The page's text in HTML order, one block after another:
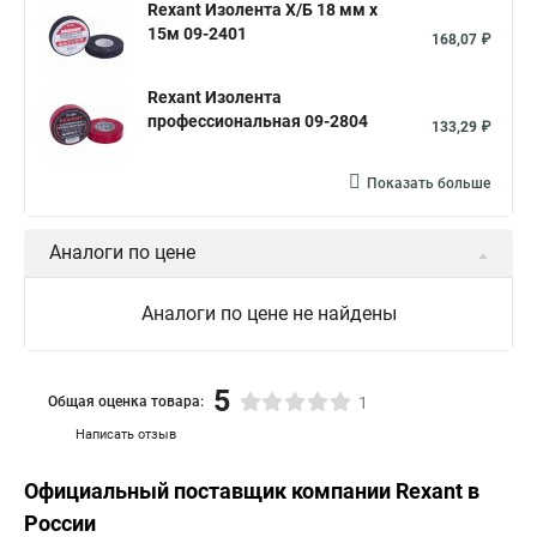
Изолента пвх 19 мм 20 м
Изолента пвх 20 мм
Изолента гост 16214 86
Изолента ПВХ ГОСТ
Rexant Изолента Х/Б 18 мм х
15м 09-2401
168,07 ₽
Rexant Изолента
профессиональная 09-2804
133,29 ₽
Показать больше
Аналоги по цене
Аналоги по цене не найдены
Написать отзыв
Общая оценка товара: 5 1
Официальный поставщик компании Rexant в
России